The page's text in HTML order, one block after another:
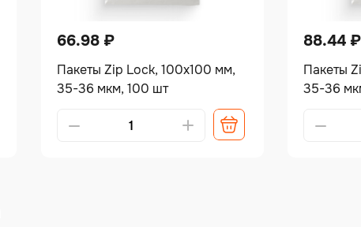
66.98 ₽
Пакеты Zip Lock, 100х100 мм,
35-36 мкм, 100 шт
88.44 ₽
Пакеты
35-36